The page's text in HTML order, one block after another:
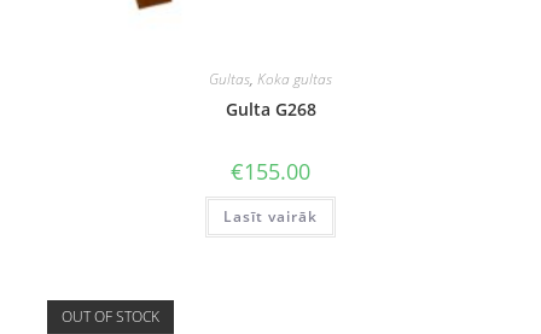
Gultas, Koka gultas
Gulta G268
€155.00
Lasīt vairāk
OUT OF STOCK